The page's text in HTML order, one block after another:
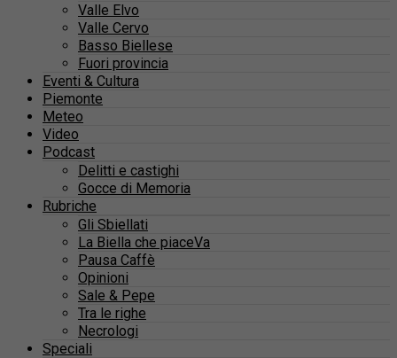
Valle Elvo
Valle Cervo
Basso Biellese
Fuori provincia
Eventi & Cultura
Piemonte
Meteo
Video
Podcast
Delitti e castighi
Gocce di Memoria
Rubriche
Gli Sbiellati
La Biella che piaceVa
Pausa Caffè
Opinioni
Sale & Pepe
Tra le righe
Necrologi
Speciali